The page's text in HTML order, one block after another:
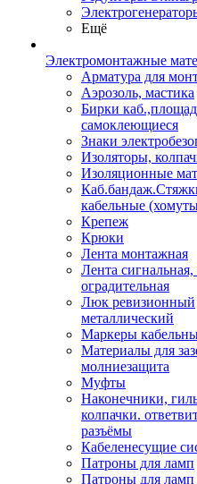
Ещё
Электромонтажные
Арматура для
Аэрозоль, мастика
Бирки
самоклеющиеся
Знаки
Изоляторы,
Изоляционные
кабельные
Крепеж
Крюки
Лента монтажная
Лента
оградительная
Люк ревизионный
металлический
Маркеры
Материалы для
молниезащита
Муфты
Наконечники,
колпачки.
разъёмы
Кабеленесущие
Патроны для ламп
Патроны для ламп